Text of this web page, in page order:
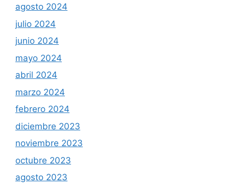
agosto 2024
julio 2024
junio 2024
mayo 2024
abril 2024
marzo 2024
febrero 2024
diciembre 2023
noviembre 2023
octubre 2023
agosto 2023